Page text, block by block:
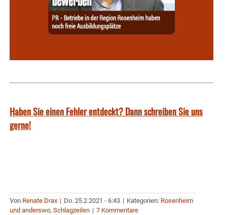
Haben Sie einen Fehler entdeckt? Dann schreiben Sie uns
gerne!
Von Renate Drax | Do. 25.2.2021 - 6:43 | Kategorien: Rosenheim
und anderswo, Schlagzeilen | 7 Kommentare